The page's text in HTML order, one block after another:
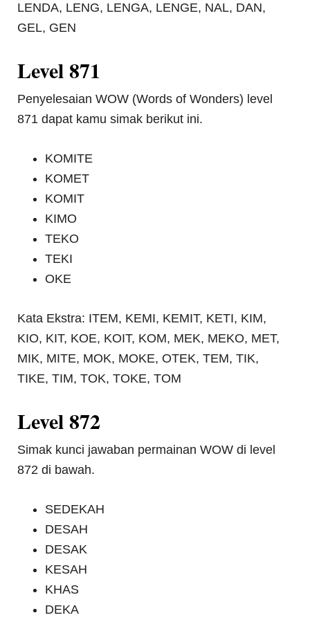
LENDA, LENG, LENGA, LENGE, NAL, DAN,
GEL, GEN
Level 871
Penyelesaian WOW (Words of Wonders) level
871 dapat kamu simak berikut ini.
KOMITE
KOMET
KOMIT
KIMO
TEKO
TEKI
OKE
Kata Ekstra: ITEM, KEMI, KEMIT, KETI, KIM,
KIO, KIT, KOE, KOIT, KOM, MEK, MEKO, MET,
MIK, MITE, MOK, MOKE, OTEK, TEM, TIK,
TIKE, TIM, TOK, TOKE, TOM
Level 872
Simak kunci jawaban permainan WOW di level
872 di bawah.
SEDEKAH
DESAH
DESAK
KESAH
KHAS
DEKA